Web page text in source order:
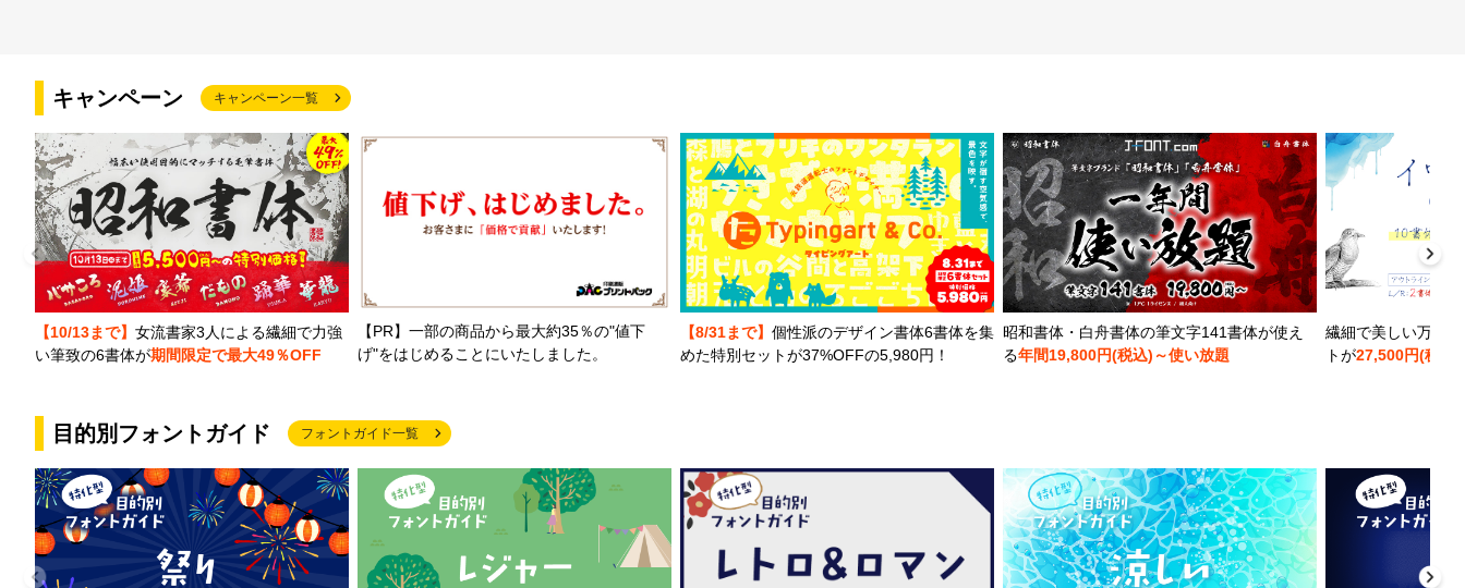
キャンペーン キャンペーン一覧
【10/13まで】 女流書家3人による繊細で力強
い筆致の6書体が期間限定で最大49％OFF
【PR】一部の商品から最大約35％の"値下
げ"をはじめることにいたしました。
【8/31まで】 個性派のデザイン書体6書体を集
めた特別セットが37%OFFの5,980円！
昭和書体・白舟書体の筆文字141書体が使え
る年間19,800円(税込)～使い放題
繊細で美しい万年
トが27,500円(税込)
目的別フォントガイド フォントガイド一覧